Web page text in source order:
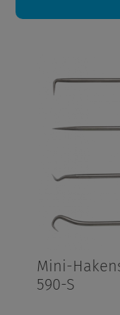
Mini-
590-S